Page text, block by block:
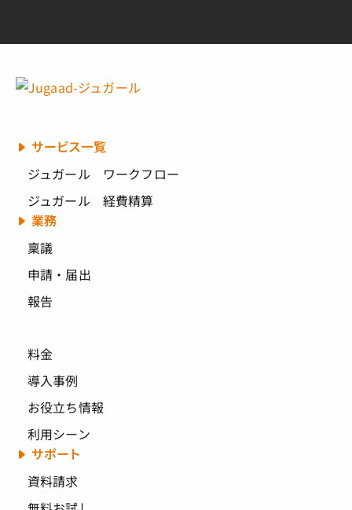
サービス一覧
ジュガール ワークフロー
ジュガール 経費精算
業務
稟議
申請・届出
報告
料金
導入事例
お役立ち情報
利用シーン
サポート
資料請求